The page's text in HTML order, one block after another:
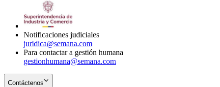
Notificaciones judiciales
juridica@semana.com
Para contactar a gestión humana
gestionhumana@semana.com
Contáctenos